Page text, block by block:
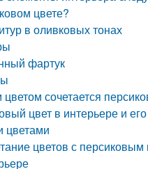
цвете?
в оливковых тонах
фартук
сочетается
цвет в интерьере и
цветами
цветов с персиковым